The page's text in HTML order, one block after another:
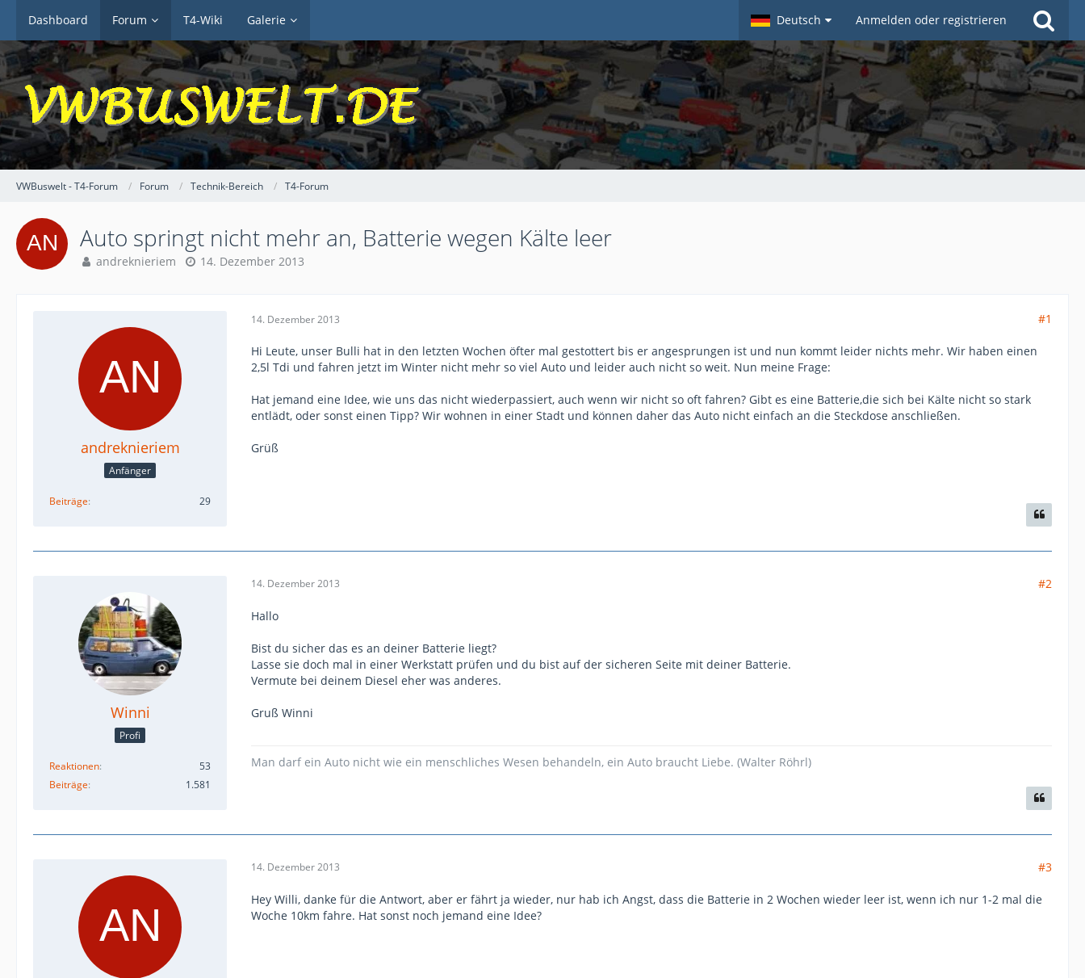
Dashboard Forum T4-Wiki Galerie Deutsch Anmelden oder registrieren
VWBuswelt - T4-Forum Forum Technik-Bereich T4-Forum
Auto springt nicht mehr an, Batterie wegen Kälte leer
andreknieriem 14. Dezember 2013
andreknieriem
Anfänger
Beiträge 29
14. Dezember 2013 #1
Hi Leute, unser Bulli hat in den letzten Wochen öfter mal gestottert bis er angesprungen ist und nun kommt leider nichts mehr. Wir haben einen
2,5l Tdi und fahren jetzt im Winter nicht mehr so viel Auto und leider auch nicht so weit. Nun meine Frage:
Hat jemand eine Idee, wie uns das nicht wiederpassiert, auch wenn wir nicht so oft fahren? Gibt es eine Batterie,die sich bei Kälte nicht so stark
entlädt, oder sonst einen Tipp? Wir wohnen in einer Stadt und können daher das Auto nicht einfach an die Steckdose anschließen.
Grüß
Winni
Profi
Reaktionen
53
Beiträge
1.581
14. Dezember 2013 #2
Hallo
Bist du sicher das es an deiner Batterie liegt?
Lasse sie doch mal in einer Werkstatt prüfen und du bist auf der sicheren Seite mit deiner Batterie.
Vermute bei deinem Diesel eher was anderes.
Gruß Winni
Man darf ein Auto nicht wie ein menschliches Wesen behandeln, ein Auto braucht Liebe. (Walter Röhrl)
14. Dezember 2013 #3
Hey Willi, danke für die Antwort, aber er fährt ja wieder, nur hab ich Angst, dass die Batterie in 2 Wochen wieder leer ist, wenn ich nur 1-2 mal die
Woche 10km fahre. Hat sonst noch jemand eine Idee?